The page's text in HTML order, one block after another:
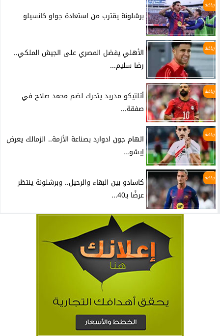
رياضة
برشلونة يقترب من استعادة جواو كانسيلو
رياضة
الأهلي يفضل المصري على الجيش الملكي..
رضا سليم...
رياضة
أتلتيكو مدريد يتحرك لضم محمد صلاح في
صفقة...
رياضة
اتهام جون ادوارد بصناعة الأزمة.. الزمالك يعرض
إيشو...
رياضة
كاسادو بين البقاء والرحيل.. وبرشلونة ينتظر
عرضًا بـ40...